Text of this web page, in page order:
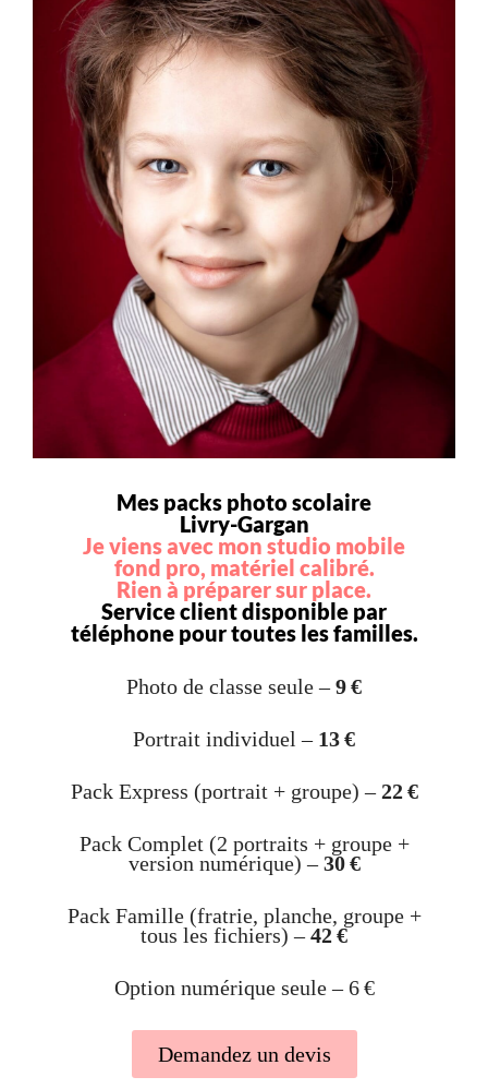
Mes packs photo scolaire
Livry-Gargan
Je viens avec mon studio mobile
fond pro, matériel calibré.
Rien à préparer sur place.
Service client disponible par
téléphone pour toutes les familles.
Photo de classe seule –9 €
Portrait individuel – 13 €
Pack Express (portrait + groupe) –22 €
Pack Complet (2 portraits + groupe +
version numérique) –30 €
Pack Famille (fratrie, planche, groupe +
tous les fichiers) –42 €
Option numérique seule – 6 €
Demandez un devis